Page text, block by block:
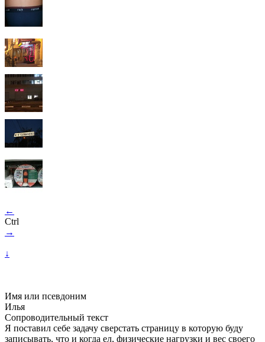
←
Ctrl
→
↓
Имя или псевдоним
Илья
Сопроводительный текст
Я поставил себе задачу сверстать страницу в которую буду
записывать, что и когда ел, физические нагрузки и вес своего